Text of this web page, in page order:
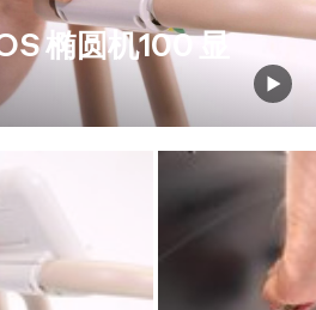
椭圆机100 显